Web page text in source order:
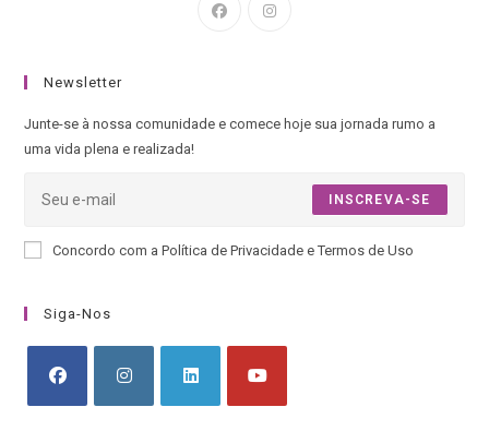
Newsletter
Junte-se à nossa comunidade e comece hoje sua jornada rumo a
uma vida plena e realizada!
INSCREVA-SE
Concordo com a Política de Privacidade e Termos de Uso
Siga-Nos